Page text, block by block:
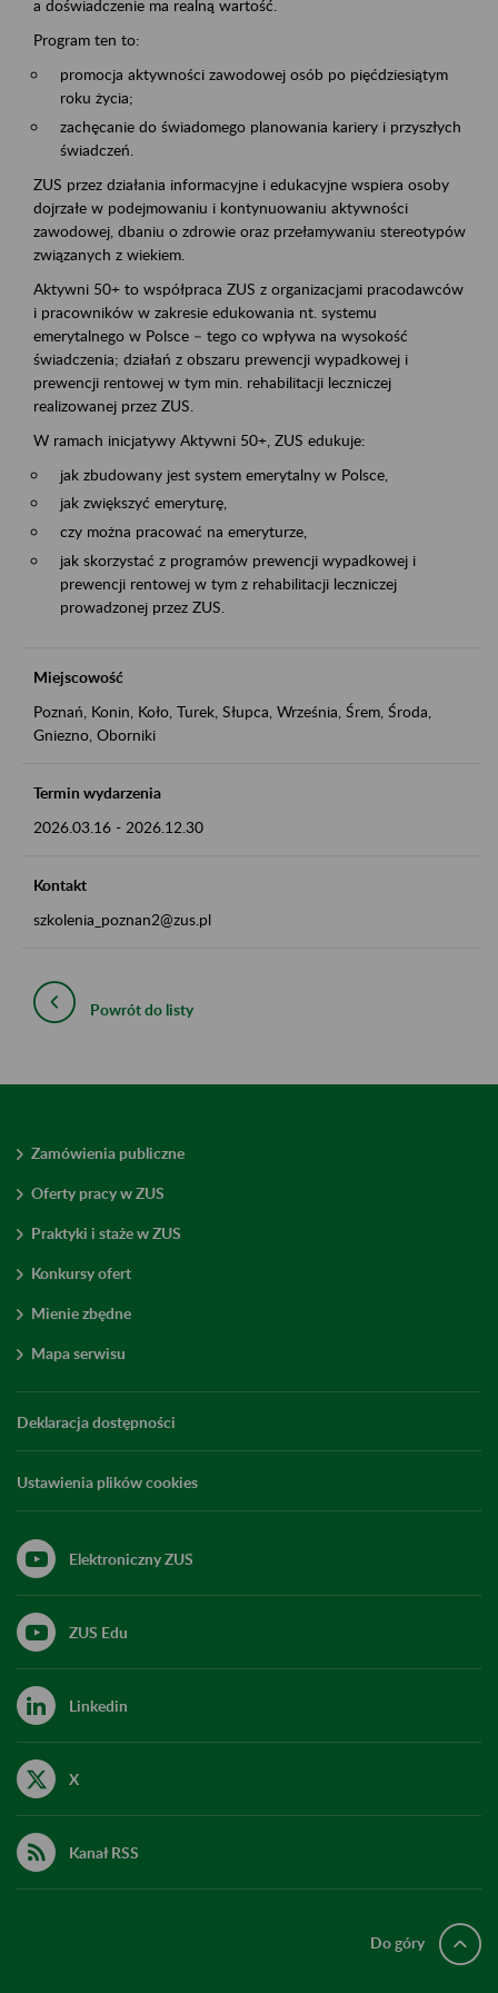
a doświadczenie ma realną wartość.
Program ten to:
promocja aktywności zawodowej osób po pięćdziesiątym
roku życia;
zachęcanie do świadomego planowania kariery i przyszłych
świadczeń.
ZUS przez działania informacyjne i edukacyjne wspiera osoby
dojrzałe w podejmowaniu i kontynuowaniu aktywności
zawodowej, dbaniu o zdrowie oraz przełamywaniu stereotypów
związanych z wiekiem.
Aktywni 50+ to współpraca ZUS z organizacjami pracodawców
i pracowników w zakresie edukowania nt. systemu
emerytalnego w Polsce – tego co wpływa na wysokość
świadczenia; działań z obszaru prewencji wypadkowej i
prewencji rentowej w tym min. rehabilitacji leczniczej
realizowanej przez ZUS.
W ramach inicjatywy Aktywni 50+, ZUS edukuje:
jak zbudowany jest system emerytalny w Polsce,
jak zwiększyć emeryturę,
czy można pracować na emeryturze,
jak skorzystać z programów prewencji wypadkowej i
prewencji rentowej w tym z rehabilitacji leczniczej
prowadzonej przez ZUS.
Miejscowość
Poznań, Konin, Koło, Turek, Słupca, Września, Śrem, Środa,
Gniezno, Oborniki
Termin wydarzenia
2026.03.16 - 2026.12.30
Kontakt
szkolenia_poznan2@zus.pl
Powrót do listy
Zamówienia publiczne
Oferty pracy w ZUS
Praktyki i staże w ZUS
Konkursy ofert
Mienie zbędne
Mapa serwisu
Deklaracja dostępności
Ustawienia plików cookies
Elektroniczny ZUS
ZUS Edu
Linkedin
X
Kanał RSS
Do góry